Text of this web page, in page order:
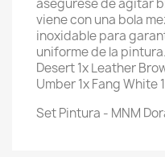
asegúrese de agitar
viene con una bola
inoxidable para
uniforme de la
Desert 1x Leather
Umber 1x Fang White
Set Pintura - MNM